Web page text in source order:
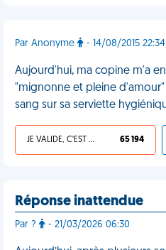
Par Anonyme - 14/08/2015
Aujourd'hui, ma copine m'a
"mignonne et pleine
sang sur sa serviette
JE VALIDE, C'EST UNE VDM 65 194
Réponse inattendue
Par ?️ - 21/03/2026 06:30